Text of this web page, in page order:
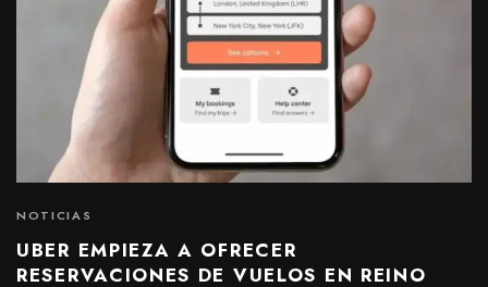
NOTICIAS
UBER EMPIEZA A OFRECER
RESERVACIONES DE VUELOS EN REINO